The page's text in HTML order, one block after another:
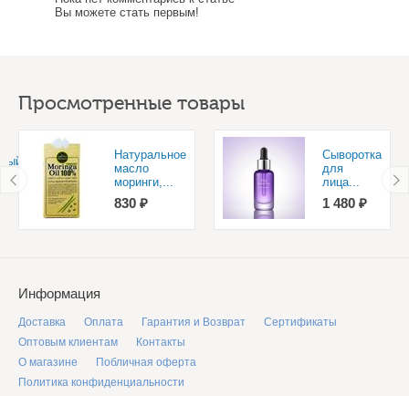
Вы можете стать первым!
Просмотренные товары
Натуральное
масло
моринги,...
830 ₽
Сыворотка
для
лица...
1 480 ₽
Информация
Доставка Оплата Гарантия и Возврат
Сертификаты
Оптовым клиентам
Контакты
О магазине
Побличная оферта
Политика конфиденциальности